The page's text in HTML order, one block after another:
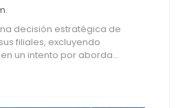
decisión estratégica de
filiales, excluyendo
un intento por aborda...